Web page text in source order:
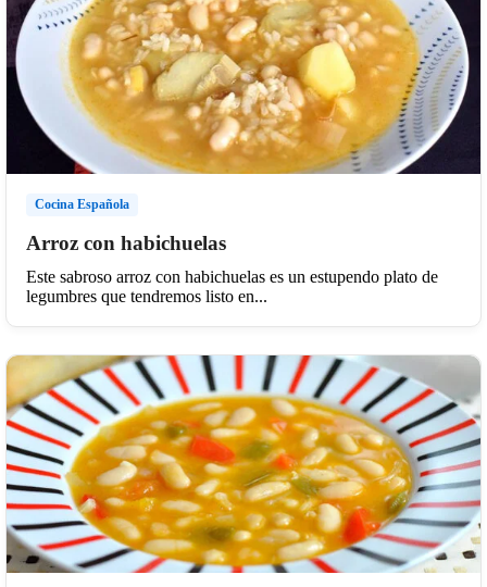
Cocina Española
Arroz con habichuelas
Este sabroso arroz con habichuelas es un estupendo plato de
legumbres que tendremos listo en...